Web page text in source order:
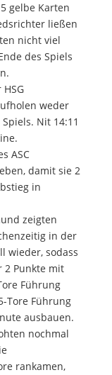
gelbe Karten
ließen
nicht viel
des Spiels
weder
Nit 14:11
ASC
damit sie 2
in
zeigten
in der
wieder, sodass
2 Punkte mit
Führung
Tore Führung
ausbauen.
nochmal
rankamen,